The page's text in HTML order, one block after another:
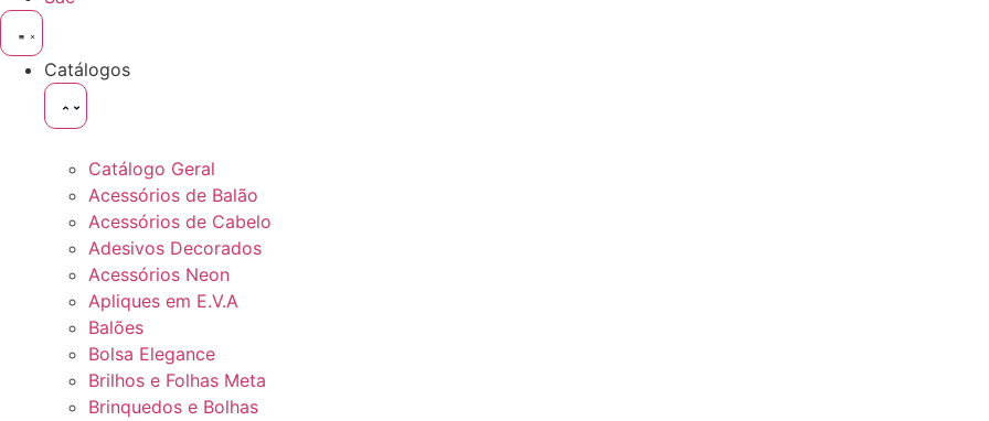
Catálogos
Catálogo Geral
Acessórios de Balão
Acessórios de Cabelo
Adesivos Decorados
Acessórios Neon
Apliques em E.V.A
Balões
Bolsa Elegance
Brilhos e Folhas Meta
Brinquedos e Bolhas